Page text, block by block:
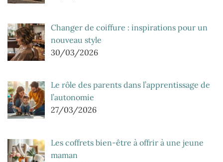
Changer de coiffure : inspirations pour un
nouveau style
30/03/2026
Le rôle des parents dans l’apprentissage de
l’autonomie
27/03/2026
Les coffrets bien-être à offrir à une jeune
maman